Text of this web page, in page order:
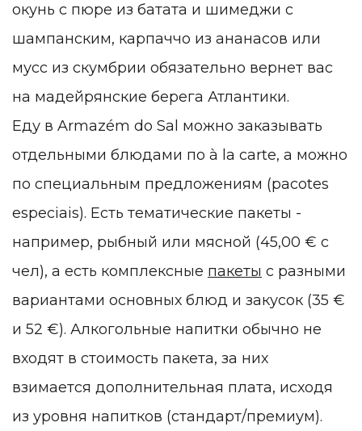
окунь с пюре из батата и шимеджи с
шампанским, карпаччо из ананасов или
мусс из скумбрии обязательно вернет вас
на мадейрянские берега Атлантики.
Еду в Armazém do Sal можно заказывать
отдельными блюдами по à la carte, а можно
по специальным предложениям (pacotes
especiais). Есть тематические пакеты -
например, рыбный или мясной (45,00 € с
чел), а есть комплексные пакеты с разными
вариантами основных блюд и закусок (35 €
и 52 €). Алкогольные напитки обычно не
входят в стоимость пакета, за них
взимается дополнительная плата, исходя
из уровня напитков (стандарт/премиум).